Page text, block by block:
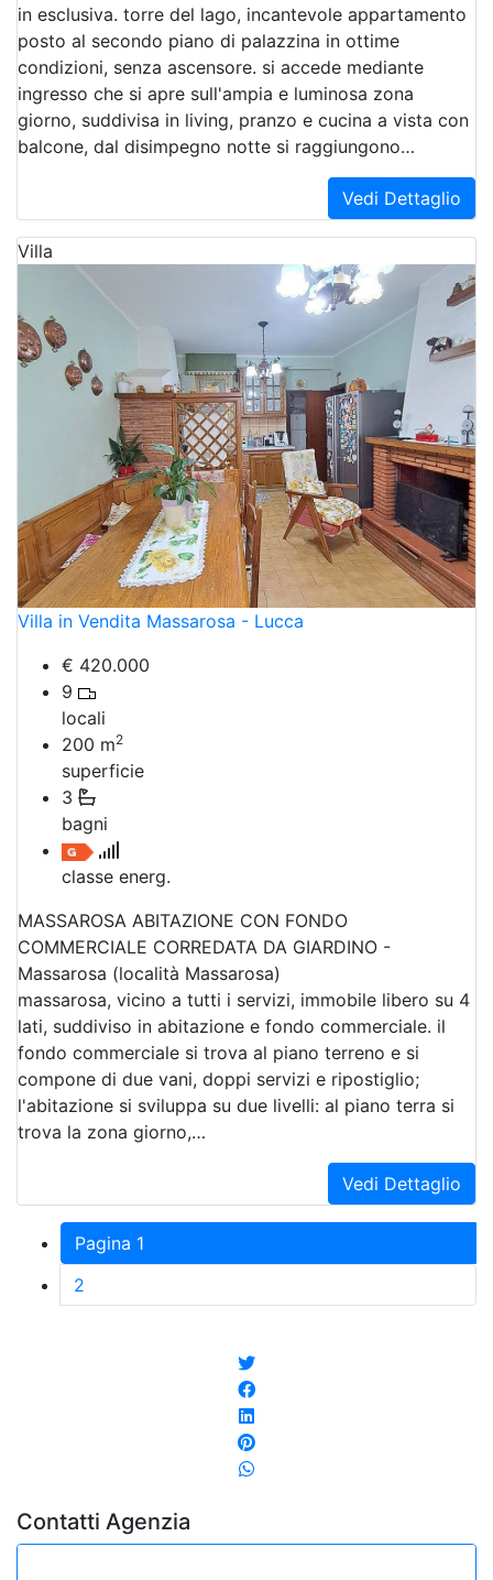
in esclusiva. torre del lago, incantevole appartamento
posto al secondo piano di palazzina in ottime
condizioni, senza ascensore. si accede mediante
ingresso che si apre sull'ampia e luminosa zona
giorno, suddivisa in living, pranzo e cucina a vista con
balcone, dal disimpegno notte si raggiungono…
Vedi Dettaglio
Villa
Villa in Vendita Massarosa - Lucca
€ 420.000
9
locali
200 m2
superficie
3
bagni
classe energ.
MASSAROSA ABITAZIONE CON FONDO
COMMERCIALE CORREDATA DA GIARDINO -
Massarosa (località Massarosa)
massarosa, vicino a tutti i servizi, immobile libero su 4
lati, suddiviso in abitazione e fondo commerciale. il
fondo commerciale si trova al piano terreno e si
compone di due vani, doppi servizi e ripostiglio;
l'abitazione si sviluppa su due livelli: al piano terra si
trova la zona giorno,…
Vedi Dettaglio
Pagina 1
2
Contatti Agenzia